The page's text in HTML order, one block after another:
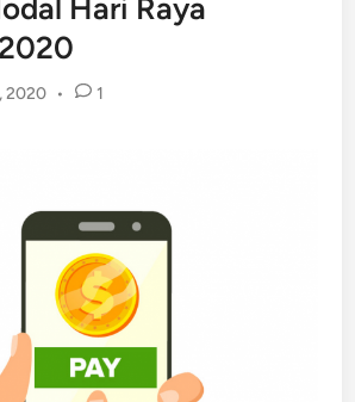
Hari Raya
2020 • 1